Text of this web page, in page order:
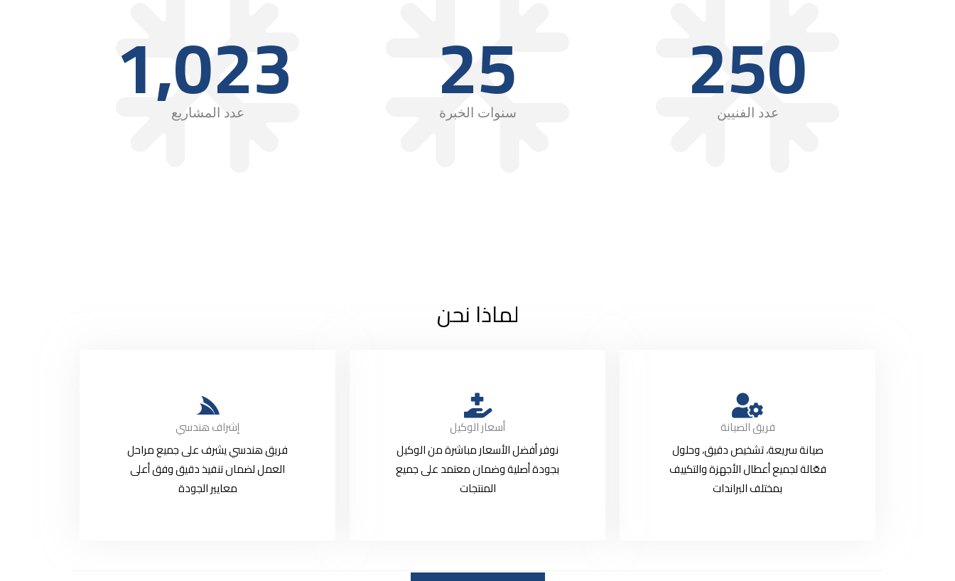
عدد الفنيين
250 سنوات الخبرة
25 عدد المشاريع
1,023
فريق الصيانة
صيانة سريعة، تشخيص دقيق، وحلول
فعّالة لجميع أعطال الأجهزة والتكييف
بمختلف البراندات
أسعار الوكيل
نوفر أفضل الأسعار مباشرة من الوكيل
بجودة أصلية وضمان معتمد على جميع
المنتجات
إشراف هندسي
فريق هندسي يشرف على جميع مراحل
العمل لضمان تنفيذ دقيق وفق أعلى
معايير الجودة
لماذا نحن